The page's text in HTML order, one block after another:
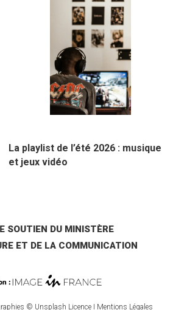
La playlist de l’été 2026 : musique
et jeux vidéo
SOUTIEN DU MINISTÈRE
ET DE LA COMMUNICATION
© Unsplash Licence I Mentions Légales